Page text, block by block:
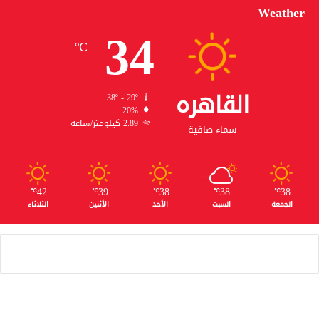
Weather
القاهره
سماء صافية
34
℃
38º - 29º
20%
2.89 كيلومتر/ساعة
38
℃
الجمعة
38
℃
السبت
38
℃
الأحد
39
℃
الأثنين
42
℃
الثلاثاء